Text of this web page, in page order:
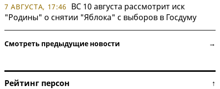
7 АВГУСТА, 17:46
ВС 10 августа рассмотрит иск
"Родины" о снятии "Яблока" с выборов в Госдуму
Смотреть предыдущие новости →
Рейтинг персон ↑